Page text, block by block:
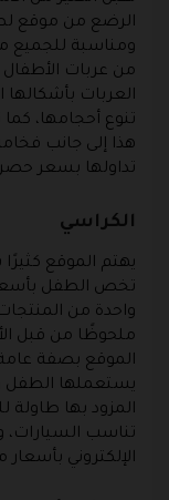
الرضع من موقع
ومناسبة للجميع
من عربات الأطفال
العربات بأشكالها
تنوع أحجامها، كما
هذا إلى جانب
تداولها بسعر
الكراسي
يهتم الموقع كثيرًا
تخص الطفل
واحدة من المنتجات
ملحوظًا من قبل
الموقع بصفة
يستعملها الطفل
المزود بها طاولة
تناسب السيارات،
الإلكتروني